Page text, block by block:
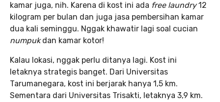
kamar juga, nih. Karena di kost ini ada free laundry12
kilogram per bulan dan juga jasa pembersihan kamar
dua kali seminggu. Nggak khawatir lagi soal cucian
numpukdan kamar kotor!
Kalau lokasi, nggak perlu ditanya lagi. Kost ini
letaknya strategis banget. Dari Universitas
Tarumanegara, kost ini berjarak hanya 1,5 km.
Sementara dari Universitas Trisakti, letaknya 3,9 km.